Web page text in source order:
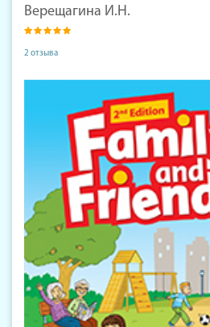
Верещагина И.Н.
2 отзыва